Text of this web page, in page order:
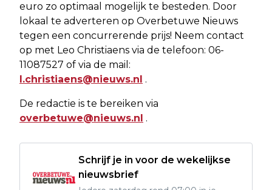
euro zo optimaal mogelijk te besteden. Door
lokaal te adverteren op Overbetuwe Nieuws
tegen een concurrerende prijs! Neem contact
op met Leo Christiaens via de telefoon: 06-
11087527 of via de mail:
l.christiaens@nieuws.nl .
De redactie is te bereiken via
overbetuwe@nieuws.nl .
Schrijf je in voor de wekelijkse
nieuwsbrief